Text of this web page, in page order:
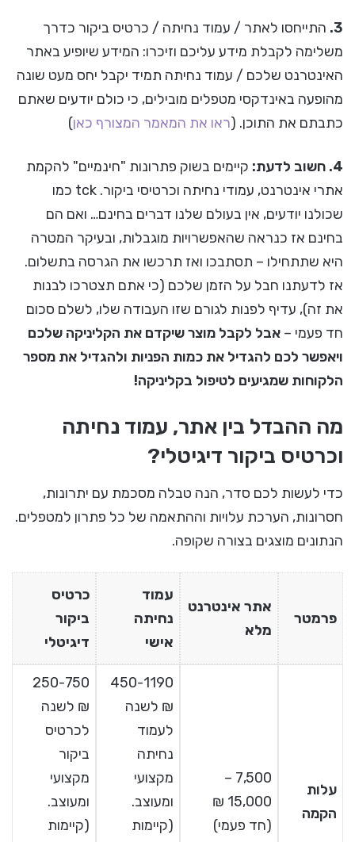
3. התייחסו לאתר / עמוד נחיתה / כרטיס ביקור כדרך
משלימה לקבלת מידע עליכם וזיכרו: המידע שיופיע באתר
האינטרנט שלכם / עמוד נחיתה תמיד יקבל יחס מעט שונה
מהופעה באינדקסי מטפלים מובילים, כי כולם יודעים שאתם
כתבתם את התוכן. (ראו את המאמר המצורף כאן)
4. חשוב לדעת:
קיימים בשוק פתרונות "חינמיים" להקמת
אתרי אינטרנט, עמודי נחיתה וכרטיסי ביקור. tck כמו
שכולנו יודעים, אין בעולם שלנו דברים בחינם… ואם הם
בחינם אז כנראה שהאפשרויות מוגבלות, ובעיקר המטרה
היא שתתחילו – תסתבכו ואז תרכשו את הגרסה בתשלום.
אז לדעתנו חבל על הזמן שלכם (כי אתם תצטרכו לבנות
את זה), עדיף לפנות לגורם שזו העבודה שלו, לשלם סכום
חד פעמי – אבל לקבל מוצר שיקדם את הקליניקה שלכם
ויאפשר לכם להגדיל את כמות הפניות ולהגדיל את מספר
הלקוחות שמגיעים לטיפול בקליניקה!
מה ההבדל בין אתר, עמוד נחיתה
וכרטיס ביקור דיגיטלי?
כדי לעשות לכם סדר, הנה טבלה מסכמת עם יתרונות,
חסרונות, הערכת עלויות וההתאמה של כל פתרון למטפלים.
הנתונים מוצגים בצורה שקופה.
פרמטר
אתר אינטרנט
מלא
עמוד
נחיתה
אישי
כרטיס
ביקור
דיגיטלי
עלות
הקמה
7,500 –
15,000 ₪
(חד פעמי)
450-1190
₪ לשנה
לעמוד
נחיתה
מקצועי
ומעוצב.
(קיימות
250-750
₪ לשנה
לכרטיס
ביקור
מקצועי
ומעוצב.
(קיימות